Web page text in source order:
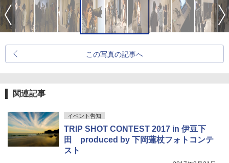
この写真の記事へ
関連記事
イベント告知
TRIP SHOT CONTEST 2017 in 伊豆下
田 produced by 下岡蓮杖フォトコンテ
スト